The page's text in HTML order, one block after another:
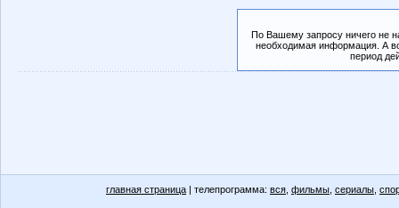
По Вашему запросу ничего не
необходимая информация. А
период
главная страница | телепрограмма: вся фильмы сериалы